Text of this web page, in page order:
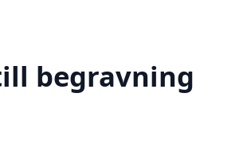
begravning